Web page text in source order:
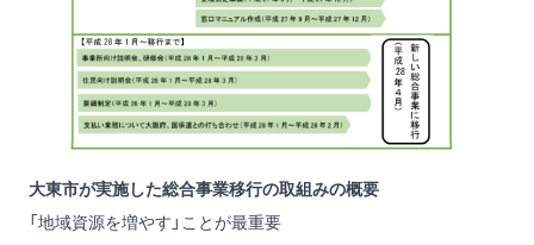
大東市が実施した総合事業移行の取組みの概要
「地域資源を増やす」ことが最重要